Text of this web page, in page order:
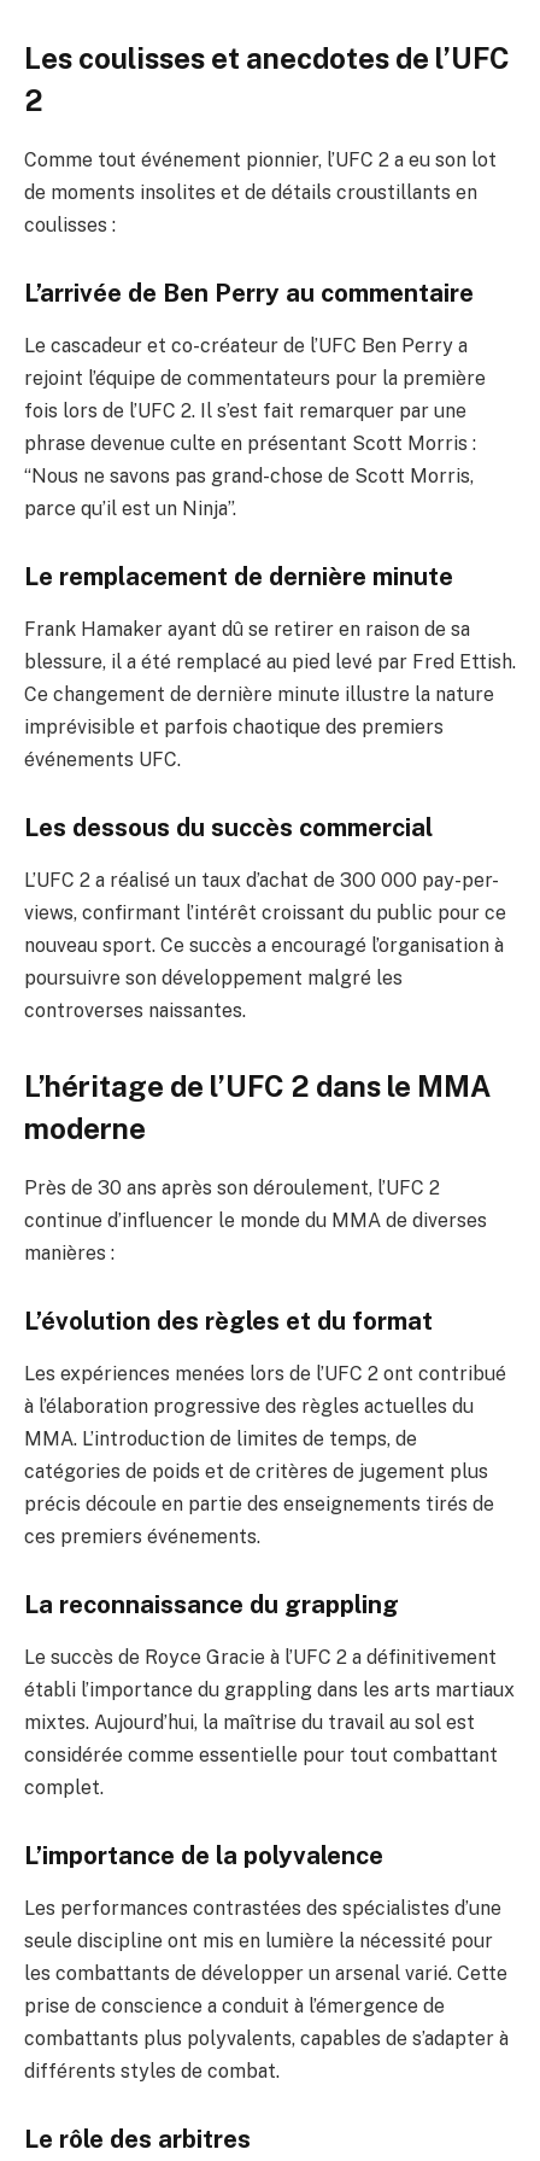
Les coulisses et anecdotes de l’UFC
2
Comme tout événement pionnier, l’UFC 2 a eu son lot
de moments insolites et de détails croustillants en
coulisses :
L’arrivée de Ben Perry au commentaire
Le cascadeur et co-créateur de l’UFC Ben Perry a
rejoint l’équipe de commentateurs pour la première
fois lors de l’UFC 2. Il s’est fait remarquer par une
phrase devenue culte en présentant Scott Morris :
“Nous ne savons pas grand-chose de Scott Morris,
parce qu’il est un Ninja”.
Le remplacement de dernière minute
Frank Hamaker ayant dû se retirer en raison de sa
blessure, il a été remplacé au pied levé par Fred Ettish.
Ce changement de dernière minute illustre la nature
imprévisible et parfois chaotique des premiers
événements UFC.
Les dessous du succès commercial
L’UFC 2 a réalisé un taux d’achat de 300 000 pay-per-
views, confirmant l’intérêt croissant du public pour ce
nouveau sport. Ce succès a encouragé l’organisation à
poursuivre son développement malgré les
controverses naissantes.
L’héritage de l’UFC 2 dans le MMA
moderne
Près de 30 ans après son déroulement, l’UFC 2
continue d’influencer le monde du MMA de diverses
manières :
L’évolution des règles et du format
Les expériences menées lors de l’UFC 2 ont contribué
à l’élaboration progressive des règles actuelles du
MMA. L’introduction de limites de temps, de
catégories de poids et de critères de jugement plus
précis découle en partie des enseignements tirés de
ces premiers événements.
La reconnaissance du grappling
Le succès de Royce Gracie à l’UFC 2 a définitivement
établi l’importance du grappling dans les arts martiaux
mixtes. Aujourd’hui, la maîtrise du travail au sol est
considérée comme essentielle pour tout combattant
complet.
L’importance de la polyvalence
Les performances contrastées des spécialistes d’une
seule discipline ont mis en lumière la nécessité pour
les combattants de développer un arsenal varié. Cette
prise de conscience a conduit à l’émergence de
combattants plus polyvalents, capables de s’adapter à
différents styles de combat.
Le rôle des arbitres